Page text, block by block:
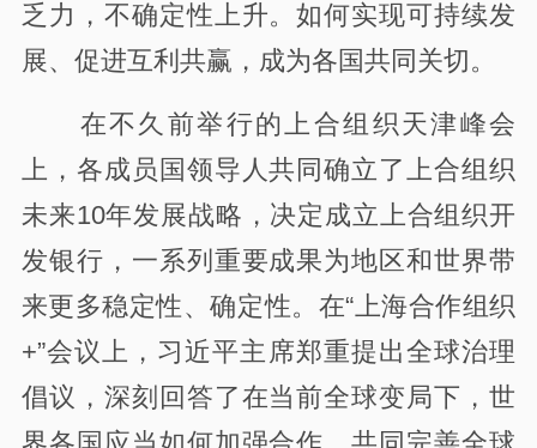
乏力，不确定性上升。如何实现可持续发
展、促进互利共赢，成为各国共同关切。
在不久前举行的上合组织天津峰会
上，各成员国领导人共同确立了上合组织
未来10年发展战略，决定成立上合组织开
发银行，一系列重要成果为地区和世界带
来更多稳定性、确定性。在“上海合作组织
+”会议上，习近平主席郑重提出全球治理
倡议，深刻回答了在当前全球变局下，世